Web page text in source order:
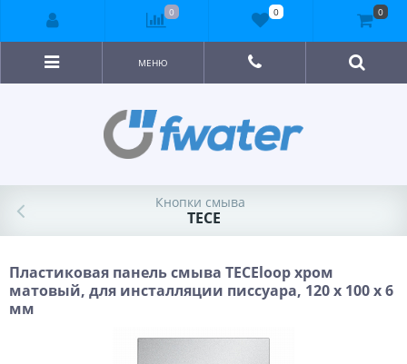
МЕНЮ
Кнопки смыва
TECE
Пластиковая панель смыва TECEloop хром
матовый, для инсталляции писсуара, 120 x 100 x 6
мм
0 0 0